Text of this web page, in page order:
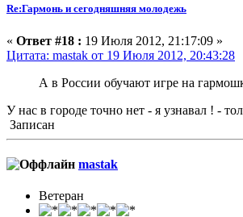
Re:Гармонь и сегодняшняя молодежь
« Ответ #18 : 19 Июля 2012, 21:17:09 »
Цитата: mastak от 19 Июля 2012, 20:43:28
А в России обучают игре на
У нас в городе точно нет - я узнавал ! -
Записан
mastak
Ветеран